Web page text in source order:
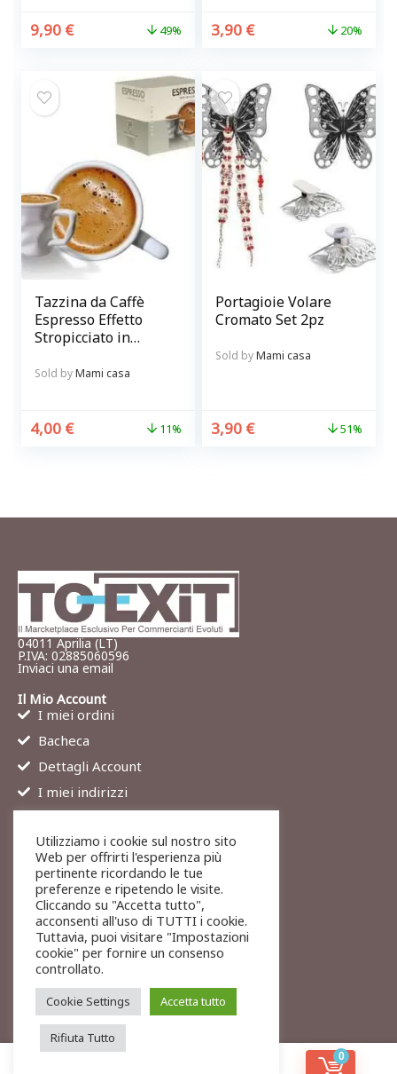
0
9,90 € 49% 3,90 € 20%
Tazzina da Caffè
Espresso Effetto
Stropicciato in
Sold byMami casa
4,00 € 11%
Portagioie Volare
Cromato Set 2pz
Sold byMami casa
3,90 € 51%
04011 Aprilia (LT)
P.IVA: 02885060596
Inviaci una email
Il Mio Account
I miei ordini
Bacheca
Dettagli Account
I miei indirizzi
Chi siamo
Services
Blog
Contatti
Legali
Termini di servizio
Resi e rimborsi
Cookies
Privacy
Utilizziamo i cookie sul nostro sito
Web per offrirti l'esperienza più
pertinente ricordando le tue
preferenze e ripetendo le visite.
Cliccando su "Accetta tutto",
acconsenti all'uso di TUTTI i cookie.
Tuttavia, puoi visitare "Impostazioni
cookie" per fornire un consenso
controllato.
Cookie Settings Accetta tutto
Rifiuta Tutto